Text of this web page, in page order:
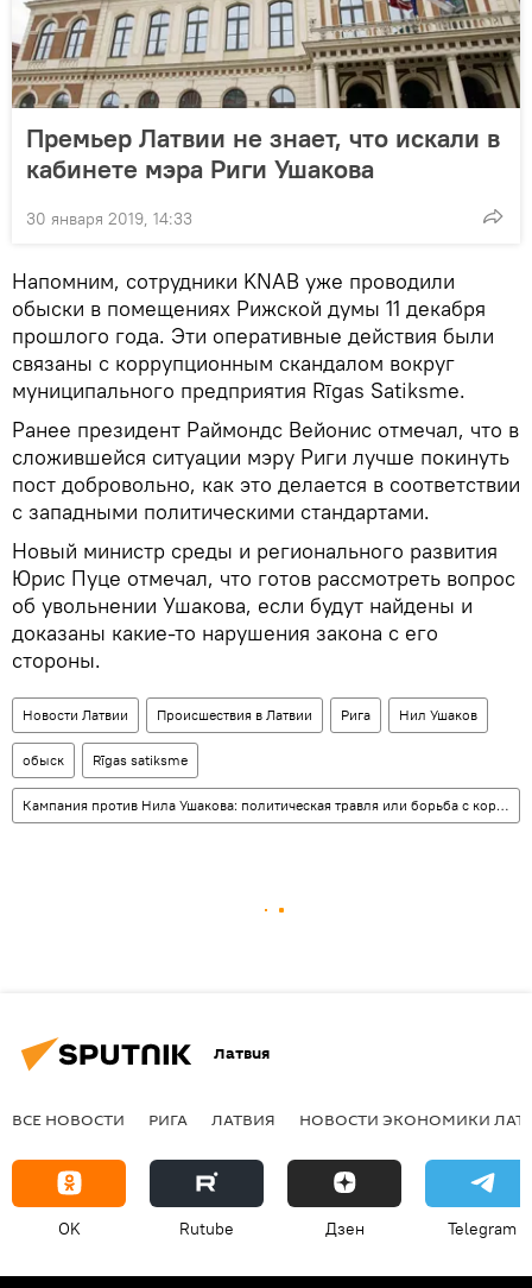
Премьер Латвии не знает, что искали в
кабинете мэра Риги Ушакова
30 января 2019, 14:33
Напомним, сотрудники KNAB уже проводили
обыски в помещениях Рижской думы 11 декабря
прошлого года. Эти оперативные действия были
связаны с коррупционным скандалом вокруг
муниципального предприятия Rīgas Satiksme.
Ранее президент Раймондс Вейонис отмечал, что в
сложившейся ситуации мэру Риги лучше покинуть
пост добровольно, как это делается в соответствии
с западными политическими стандартами.
Новый министр среды и регионального развития
Юрис Пуце отмечал, что готов рассмотреть вопрос
об увольнении Ушакова, если будут найдены и
доказаны какие-то нарушения закона с его
стороны.
Новости Латвии Происшествия в Латвии Рига Нил Ушаков
обыск Rīgas satiksme
Кампания против Нила Ушакова: политическая травля или борьба с коррупцией
Латвия
ВСЕ НОВОСТИ РИГА ЛАТВИЯ НОВОСТИ ЭКОНОМИКИ
OK Rutube Дзен Telegram